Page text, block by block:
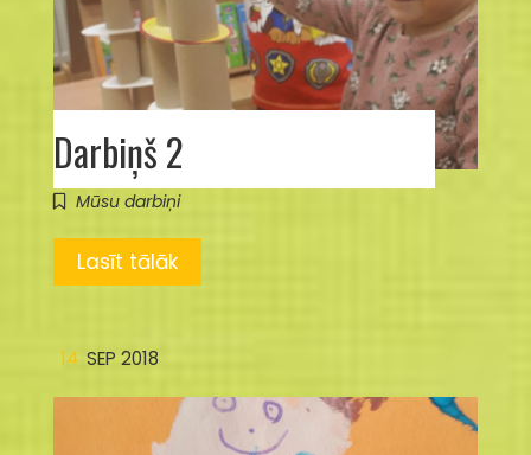
Darbiņš 2
Mūsu darbiņi
Lasīt tālāk
14 SEP 2018